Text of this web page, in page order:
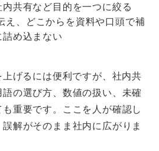
共有など目的を一つに絞る
え、どこからを資料や口頭で補
め込まない
げるには便利ですが、社内共
の選び方、数値の扱い、未確
重要です。ここを人が確認し
解がそのまま社内に広がりま